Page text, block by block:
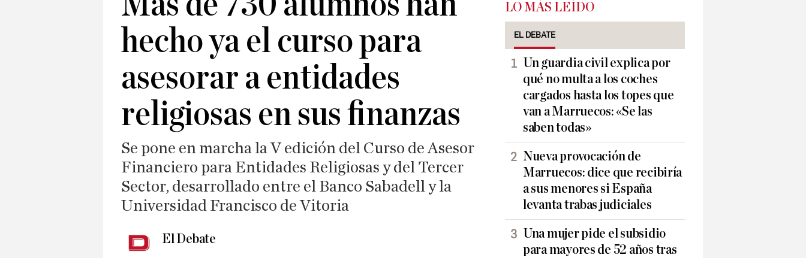
hecho ya el curso para
asesorar a entidades
religiosas en sus finanzas
Se pone en marcha la V edición del Curso de Asesor
Financiero para Entidades Religiosas y del Tercer
Sector, desarrollado entre el Banco Sabadell y la
Universidad Francisco de Vitoria
El Debate
LO MÁS LEÍDO
EL DEBATE
Un guardia civil explica por
qué no multa a los coches
cargados hasta los topes que
van a Marruecos: «Se las
saben todas»
Nueva provocación de
Marruecos: dice que recibiría
a sus menores si España
levanta trabas judiciales
Una mujer pide el subsidio
para mayores de 52 años tras